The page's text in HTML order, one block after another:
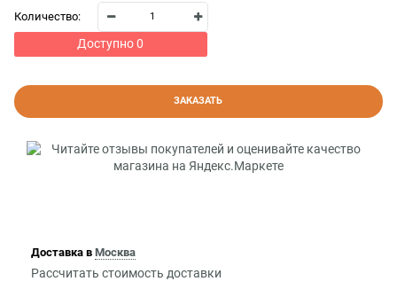
Количество:
Доступно 0
ЗАКАЗАТЬ
Доставка в Москва
Рассчитать стоимость доставки